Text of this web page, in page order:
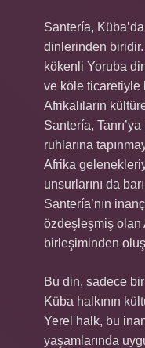
Santería,
dinlerinden biridir.
kökenli Yoruba
ve köle ticaretiyle
Afrikalıların
Santería,
ruhlarına
Afrika
unsurlarını da
Santería’nın
özdeşleşmiş olan
birleşiminden
Bu din, sadece
Küba halkının
Yerel halk, bu
yaşamlarında